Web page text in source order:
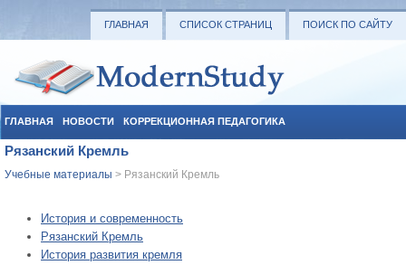
ГЛАВНАЯ СПИСОК СТРАНИЦ ПОИСК ПО САЙТУ
ГЛАВНАЯ НОВОСТИ КОРРЕКЦИОННАЯ ПЕДАГОГИКА
СОЦИАЛЬНАЯ ПЕДАГОГИКА
Рязанский Кремль
Учебные материалы > Рязанский Кремль
История и современность
Рязанский Кремль
История развития кремля